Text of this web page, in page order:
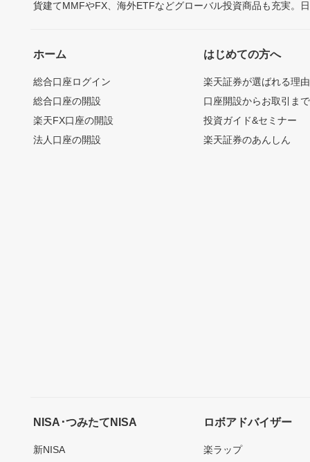
貨建てMMFやFX、海外ETFなどグローバル投資商品も充実。
ホーム
総合口座ログイン
総合口座の開設
楽天FX口座の開設
法人口座の開設
はじめての方へ
楽天証券が選ばれる理由
口座開設からお取引ま
投資ガイド&セミナー
楽天証券のあんしん
NISA･つみたてNISA
新NISA
ロボアドバイザー
楽ラップ